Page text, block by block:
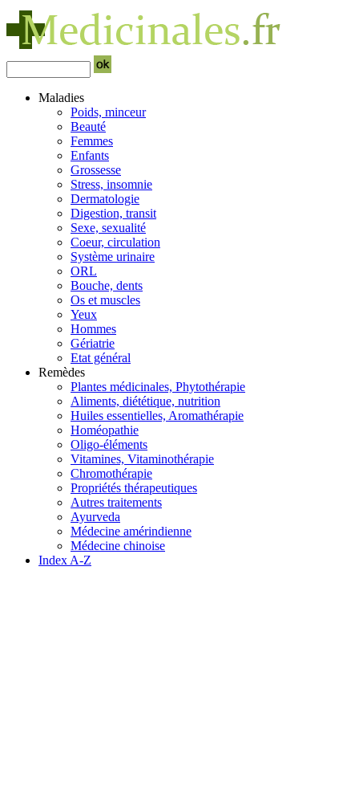
Maladies
Poids, minceur
Beauté
Femmes
Enfants
Grossesse
Stress, insomnie
Dermatologie
Digestion, transit
Sexe, sexualité
Coeur, circulation
Système urinaire
ORL
Bouche, dents
Os et muscles
Yeux
Hommes
Gériatrie
Etat général
Remèdes
Plantes médicinales, Phytothérapie
Aliments, diététique, nutrition
Huiles essentielles, Aromathérapie
Homéopathie
Oligo-éléments
Vitamines, Vitaminothérapie
Chromothérapie
Propriétés thérapeutiques
Autres traitements
Ayurveda
Médecine amérindienne
Médecine chinoise
Index A-Z